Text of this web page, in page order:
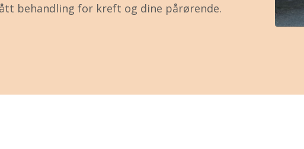
behandling for kreft og dine pårørende.